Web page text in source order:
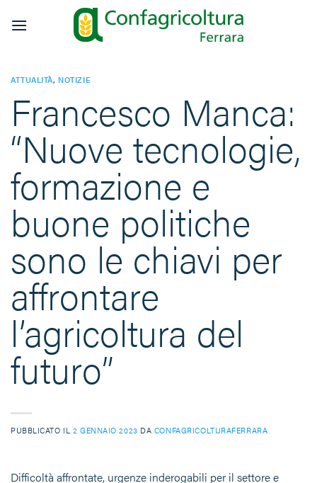
ATTUALITÀ, NOTIZIE
Francesco Manca:
“Nuove tecnologie,
formazione e
buone politiche
sono le chiavi per
affrontare
l’agricoltura del
futuro”
PUBBLICATO IL 2 GENNAIO 2023 DA CONFAGRICOLTURAFERRARA
Difficoltà affrontate, urgenze inderogabili per il settore e